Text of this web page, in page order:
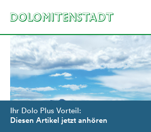
Ihr Dolo Plus Vorteil:
Diesen Artikel jetzt anhören